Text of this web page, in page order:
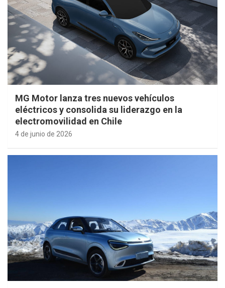
MG Motor lanza tres nuevos vehículos
eléctricos y consolida su liderazgo en la
electromovilidad en Chile
4 de junio de 2026